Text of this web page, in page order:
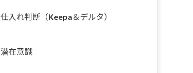
仕入れ判断（Keepa＆デルタ）
潜在意識